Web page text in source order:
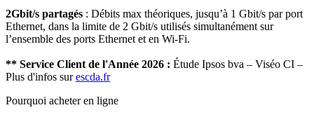
2Gbit/s partagés : Débits max théoriques, jusqu’à 1 Gbit/s par port
Ethernet, dans la limite de 2 Gbit/s utilisés simultanément sur
l’ensemble des ports Ethernet et en Wi-Fi.
** Service Client de l'Année 2026 : Étude Ipsos bva – Viséo CI –
Plus d'infos surescda.fr
Pourquoi acheter en ligne